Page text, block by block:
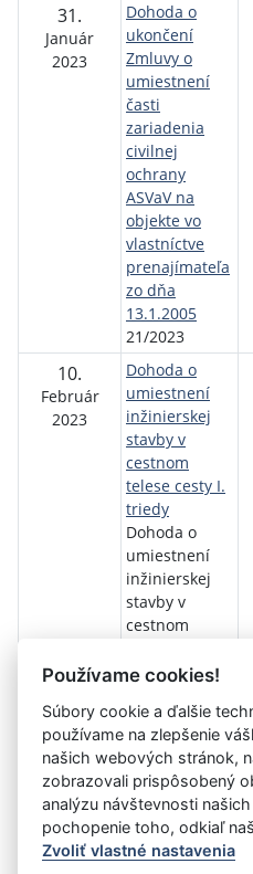
31.
Január
2023
Dohoda o
ukončení
Zmluvy o
umiestnení
časti
zariadenia
civilnej
ochrany
ASVaV na
objekte vo
vlastníctve
prenajímateľa
zo dňa
13.1.2005
21/2023
10.
Február
2023
Dohoda o
umiestnení
inžinierskej
stavby v
cestnom
telese cesty I.
triedy
Dohoda o
umiestnení
inžinierskej
stavby v
cestnom
triedy
1Aktuálna
stránka
1
2 3 4 5 6
»
Používame cookies!
Súbory cookie a ďalšie
používame na zlepšenie
našich webových stránok,
zobrazovali prispôsobený
analýzu návštevnosti
pochopenie toho, odkiaľ
Zvoliť vlastné nastavenia